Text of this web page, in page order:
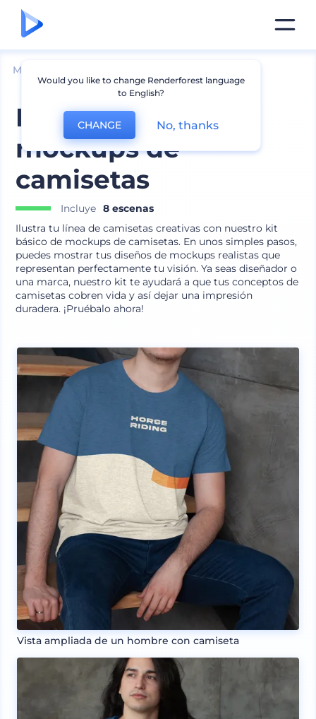
Mockups
Kit básico de
mockups de
camisetas
Incluye 8 escenas
Ilustra tu línea de camisetas creativas con nuestro kit
básico de mockups de camisetas. En unos simples pasos,
puedes mostrar tus diseños de mockups realistas que
representan perfectamente tu visión. Ya seas diseñador o
una marca, nuestro kit te ayudará a que tus conceptos de
camisetas cobren vida y así dejar una impresión
duradera. ¡Pruébalo ahora!
Vista ampliada de un hombre con camiseta
Would you like to change Renderforest language
to English?
CHANGE No, thanks